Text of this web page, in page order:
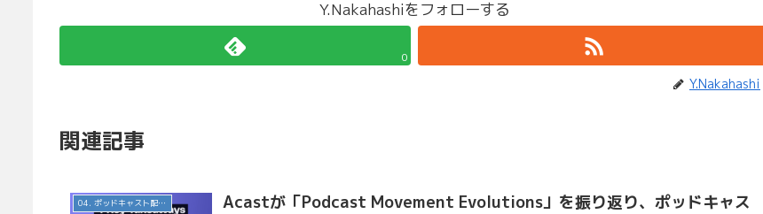
Y.Nakahashiをフォローする
0
Y.Nakahashi
関連記事
04. ポッドキャスト配信・制作等
Acastが「Podcast Movement Evolutions」を振り返り、ポッドキャス